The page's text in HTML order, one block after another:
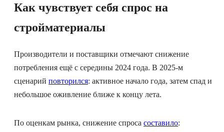
Как чувствует себя спрос на
стройматериалы
Производители и поставщики отмечают снижение
потребления ещё с середины 2024 года. В 2025-м
сценарий повторился: активное начало года, затем спад и
небольшое оживление ближе к концу лета.
По оценкам рынка, снижение спроса составило: